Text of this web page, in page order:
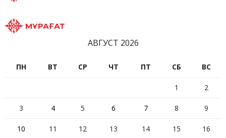
МҰРАҒАТ
АВГУСТ 2026
ПН ВТ СР ЧТ ПТ СБ ВС
1 2
3 4 5 6 7 8 9
10 11 12 13 14 15 16